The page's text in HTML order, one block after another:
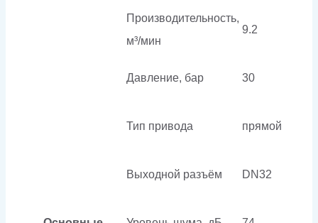
Производительность,
м³/мин
9.2
Давление, бар 30
Тип привода прямой
Выходной разъём DN32